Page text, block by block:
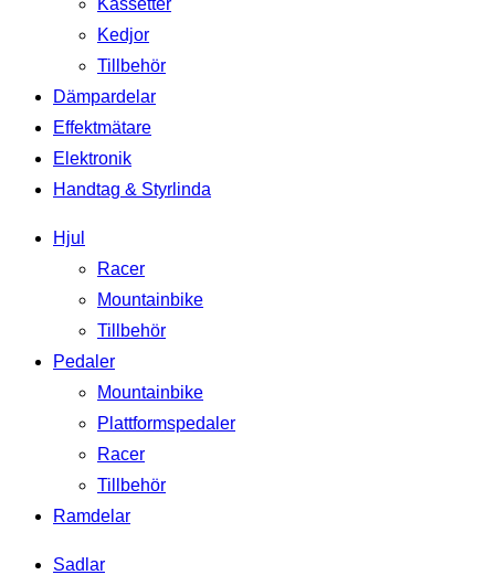
Kassetter
Kedjor
Tillbehör
Dämpardelar
Effektmätare
Elektronik
Handtag & Styrlinda
Hjul
Racer
Mountainbike
Tillbehör
Pedaler
Mountainbike
Plattformspedaler
Racer
Tillbehör
Ramdelar
Sadlar